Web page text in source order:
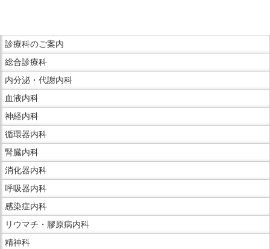
で
本
文
で
す。
こ
こ
か
ら
サ
イ
ド
メ
ニ
ュ
ー
で
す。
診療科のご案内
総合診療科
内分泌・代謝内科
血液内科
神経内科
循環器内科
腎臓内科
消化器内科
呼吸器内科
感染症内科
リウマチ・膠原病内科
精神科